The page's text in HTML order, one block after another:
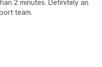
2 minutes. Definitely an
team.